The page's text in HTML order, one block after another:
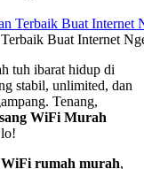
Buat Internet
tuh ibarat hidup di
stabil, unlimited, dan
Tenang,
WiFi Murah
WiFi rumah murah,